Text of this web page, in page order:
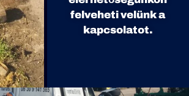
felveheti velünk a
kapcsolatot.